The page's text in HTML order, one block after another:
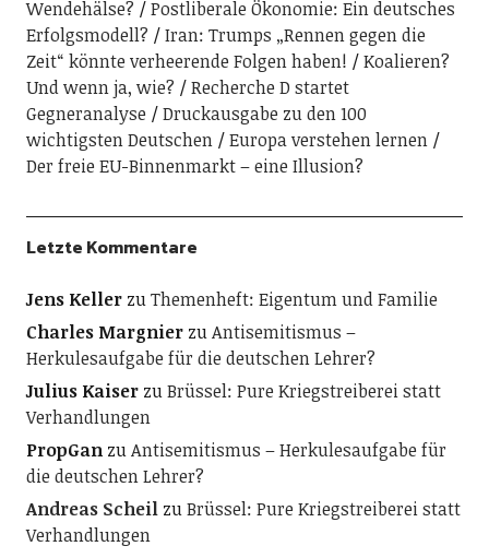
Wendehälse?
Postliberale Ökonomie: Ein deutsches
Erfolgsmodell?
Iran: Trumps „Rennen gegen die
Zeit“ könnte verheerende Folgen haben!
Koalieren?
Und wenn ja, wie?
Recherche D startet
Gegneranalyse
Druckausgabe zu den 100
wichtigsten Deutschen
Europa verstehen lernen
Der freie EU-Binnenmarkt – eine Illusion?
Letzte Kommentare
Jens KellerzuThemenheft: Eigentum und Familie
Charles MargnierzuAntisemitismus –
Herkulesaufgabe für die deutschen Lehrer?
Julius KaiserzuBrüssel: Pure Kriegstreiberei statt
Verhandlungen
PropGanzuAntisemitismus – Herkulesaufgabe für
die deutschen Lehrer?
Andreas ScheilzuBrüssel: Pure Kriegstreiberei statt
Verhandlungen